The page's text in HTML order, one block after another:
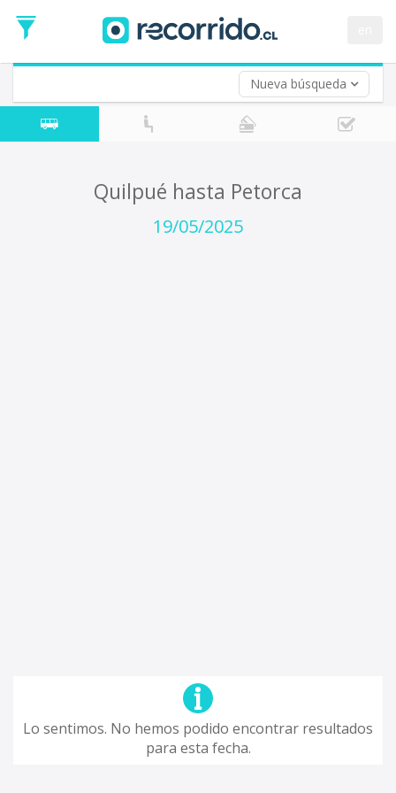
Nueva búsqueda
de
Ida
Vuelta (opcional)
Fecha
de
Quilpué hasta Petorca
19/05/2025
Lo sentimos. No hemos podido encontrar resultados
para esta fecha.